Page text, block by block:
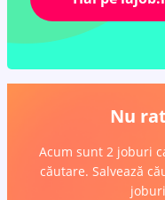
Nu
Acum sunt 2 joburi
căutare. Salvează